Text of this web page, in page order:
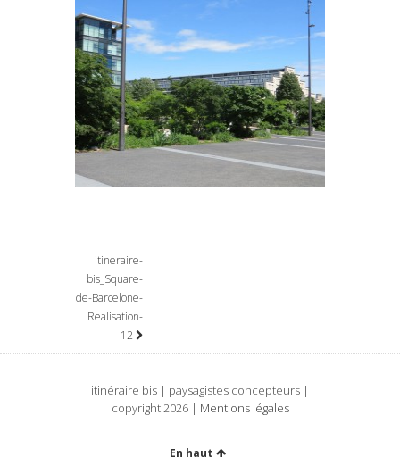
itineraire-
bis_Square-
de-Barcelone-
Realisation-
12
itinéraire bis | paysagistes concepteurs |
copyright 2026 | Mentions légales
En haut